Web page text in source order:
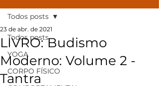
Todos posts
YOGA
CORPO FÍSICO
Todos posts
LIVRO: Budismo
Moderno: Volume 2 -
Tantra
23 de abr. de 2021